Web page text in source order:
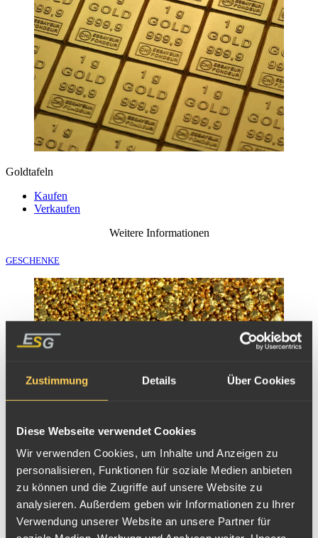
Zustimmung Details Über Cookies
Diese Webseite verwendet Cookies
Wir verwenden Cookies, um Inhalte und Anzeigen zu
personalisieren, Funktionen für soziale Medien anbieten
zu können und die Zugriffe auf unsere Website zu
analysieren. Außerdem geben wir Informationen zu Ihrer
Verwendung unserer Website an unsere Partner für
Goldtafeln
Kaufen
Verkaufen
Weitere Informationen
GESCHENKE